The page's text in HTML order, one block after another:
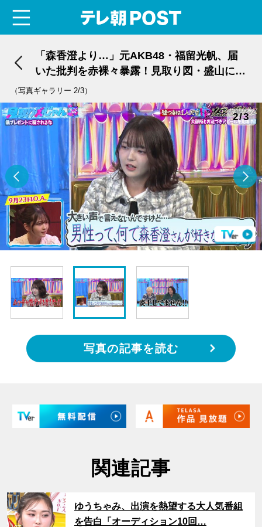
「森香澄より…」元AKB48・福留光帆、届
いた批判を赤裸々暴露！見取り図・盛山に物
申す!?
（写真ギャラリー 2/3）
2/3
写真の記事を読む
関連記事
サムネイル
ゆうちゃみ、出演を熱望する大人気番組
を告白「オーディション10回…